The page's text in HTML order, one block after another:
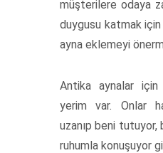
müşterilere odaya
duygusu katmak
ayna eklemeyi
Antika aynalar
yerim var. Onlar
uzanıp beni
ruhumla konuşuyor